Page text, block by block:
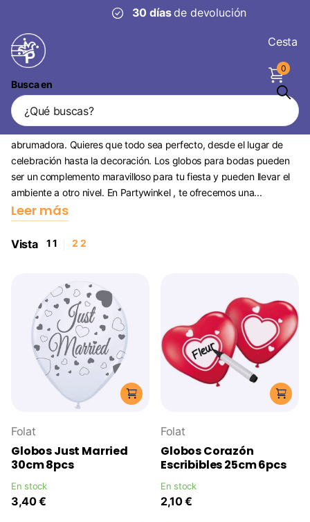
30 díasde devolución
Busca en
Cesta
0
Globos de boda
Planificar una boda es una experiencia emocionante y a veces
abrumadora. Quieres que todo sea perfecto, desde el lugar de
celebración hasta la decoración. Los globos para bodas pueden
ser un complemento maravilloso para tu fiesta y pueden llevar el
ambiente a otro nivel. En Partywinkel , te ofrecemos una...
Leer más
Vista 11 2 2
Folat
Globos Just Married
30cm 8pcs
En stock
3,40 €
Folat
Globos Corazón
Escribibles 25cm 6pcs
En stock
2,10 €